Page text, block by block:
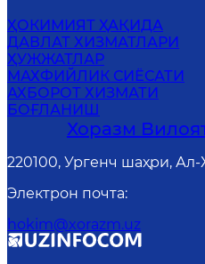
ҲОКИМИЯТ ҲАҚИДА
ДАВЛАТ ХИЗМАТЛАРИ
ҲУЖЖАТЛАР
MАХФИЙЛИК СИЁСАТИ
АХБОРОТ ХИЗМАТИ
БОҒЛАНИШ
Хоразм
220100, Ургенч шаҳри,
Электрон почта:
hokim@xorazm.uz